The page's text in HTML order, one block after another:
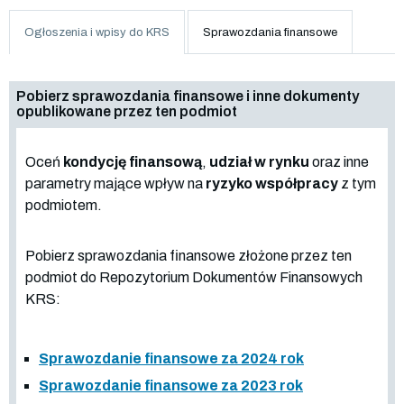
Ogłoszenia i wpisy do KRS Sprawozdania finansowe
Pobierz sprawozdania finansowe i inne dokumenty
opublikowane przez ten podmiot
Oceń kondycję finansową, udział w rynku oraz inne
parametry mające wpływ na ryzyko współpracy z tym
podmiotem.
Pobierz sprawozdania finansowe złożone przez ten
podmiot do Repozytorium Dokumentów Finansowych
KRS:
Sprawozdanie finansowe za 2024 rok
Sprawozdanie finansowe za 2023 rok